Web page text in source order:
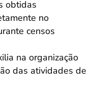
obtidas
no
censos
na organização
das atividades de